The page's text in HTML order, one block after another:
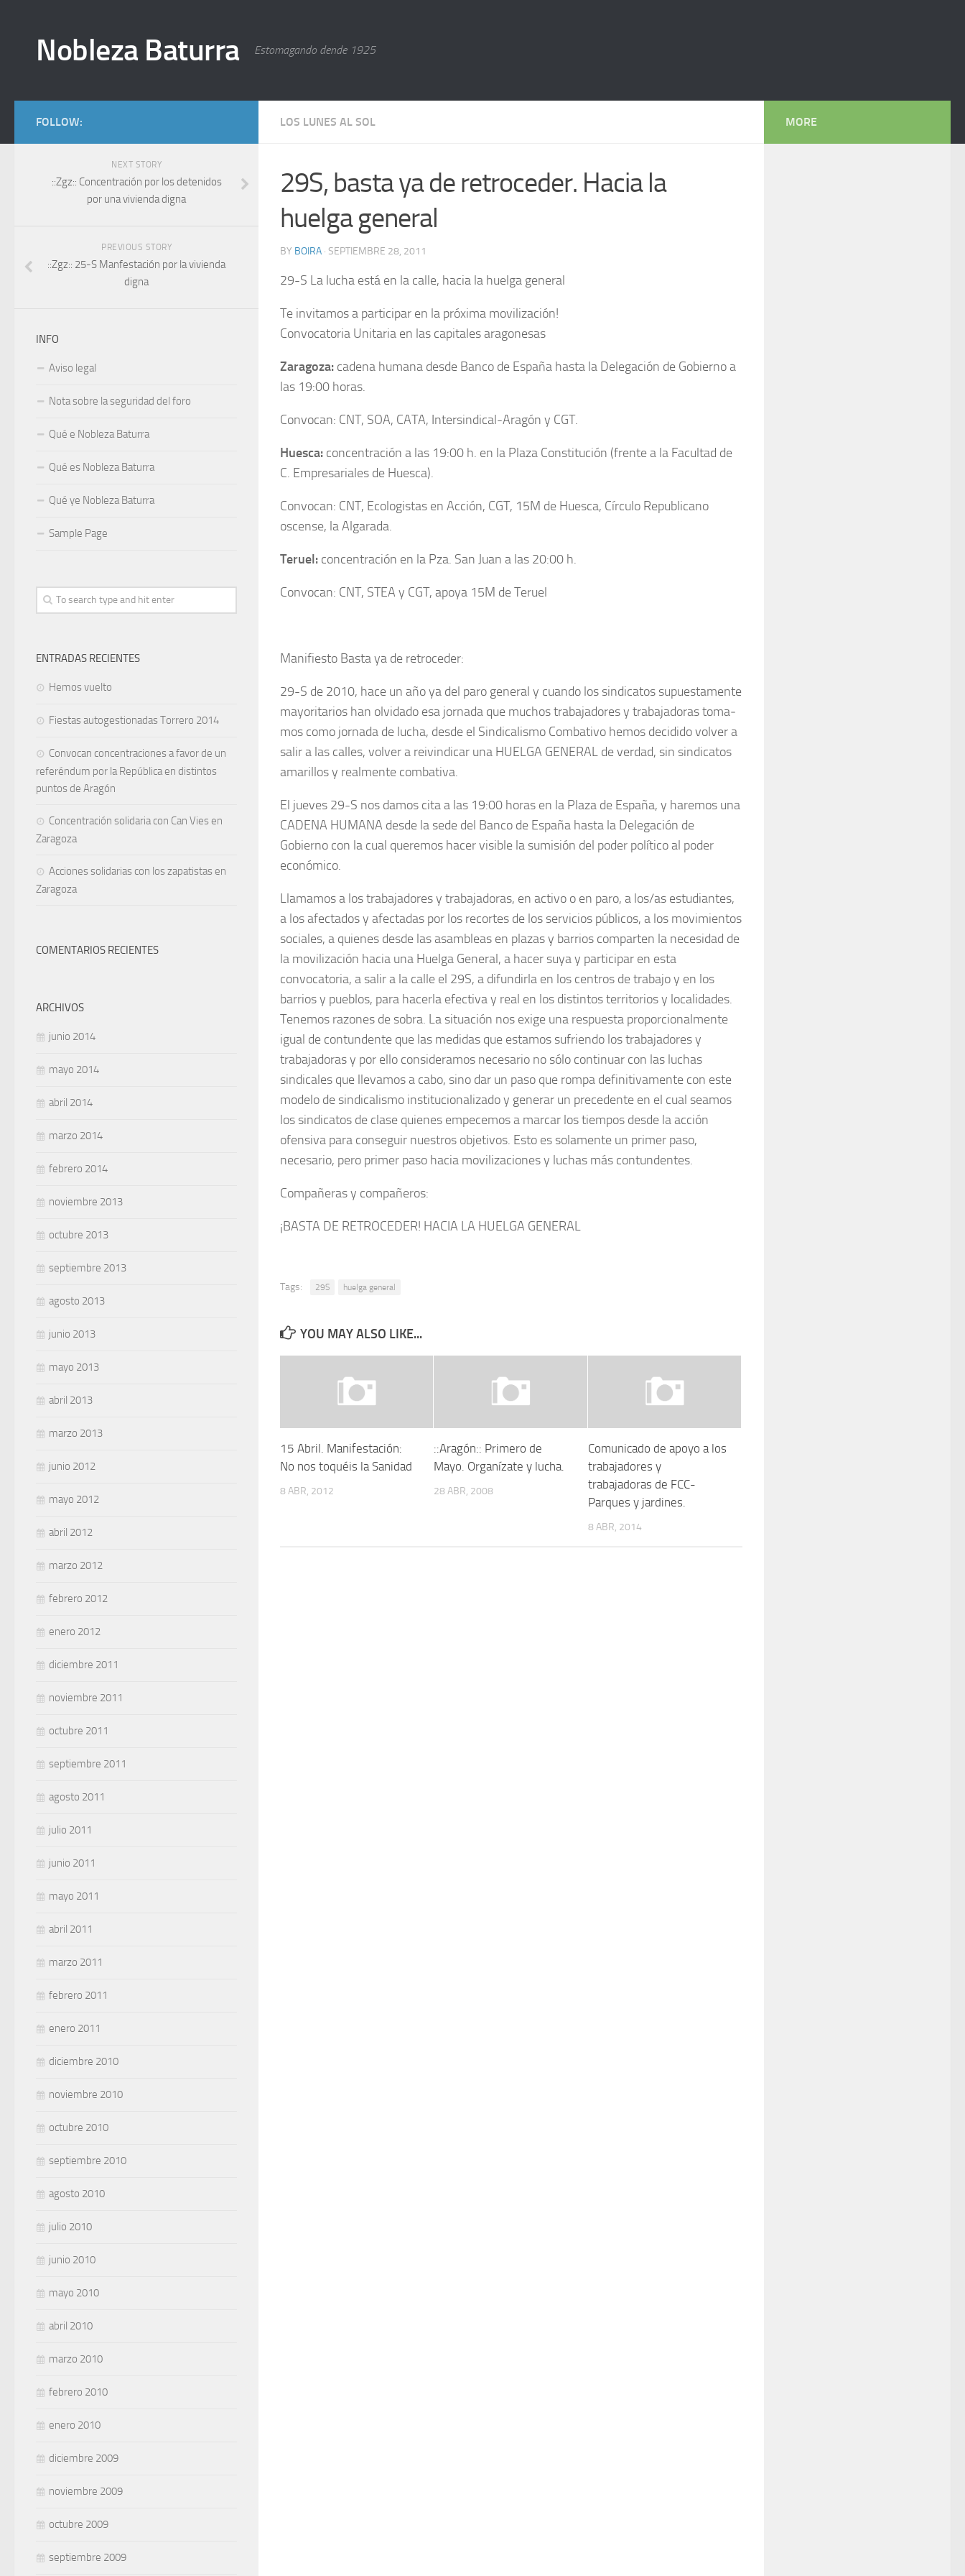
Nobleza Baturra Estomagando dende 1925
LOS LUNES AL SOL
29S, basta ya de retroceder. Hacia la
huelga general
BY BOIRA · SEPTIEMBRE 28, 2011
29-S La lucha está en la calle, hacia la huelga general
Te invitamos a participar en la próxima movilización!
Convocatoria Unitaria en las capitales aragonesas
Zaragoza: cadena humana desde Banco de España hasta la Delega­ción de Gobierno a
las 19:00 horas.
Convocan: CNT, SOA, CATA, Intersindical-Aragón y CGT.
Huesca: concentra­ción a las 19:00 h. en la Plaza Constitución (frente a la Facultad de
C. Empresariales de Huesca).
Convocan: CNT, Ecologistas en Acción, CGT, 15M de Huesca, Círculo Republicano
oscense, la Algarada.
Teruel: concentra­ción en la Pza. San Juan a las 20:00 h.
Convocan: CNT, STEA y CGT, apoya 15M de Teruel
Manifiesto Basta ya de retroceder:
29-S de 2010, hace un año ya del paro general y cuando los sindicatos supuesta­mente
mayorita­rios han olvidado esa jornada que muchos trabaja­dores y trabaja­doras toma­
mos como jornada de lucha, desde el Sindicalismo Combativo hemos decidido volver a
salir a las calles, volver a reivindicar una HUELGA GENERAL de verdad, sin sindicatos
amarillos y real­mente combativa.
El jueves 29-S nos damos cita a las 19:00 horas en la Plaza de España, y hare­mos una
CADENA HUMANA desde la sede del Banco de España hasta la Delega­ción de
Gobierno con la cual que­re­mos hacer visible la sumisión del poder político al poder
económico.
Llama­mos a los trabaja­dores y trabaja­doras, en activo o en paro, a los/as estudiantes,
a los afecta­dos y afecta­das por los recortes de los servicios públi­cos, a los movimientos
sociales, a quienes desde las asambleas en plazas y barrios comparten la necesidad de
la moviliza­ción hacia una Huelga General, a hacer suya y participar en esta
convocatoria, a salir a la calle el 29S, a difundirla en los centros de trabajo y en los
barrios y pueblos, para hacerla efectiva y real en los distintos territorios y localidades.
Tene­mos razones de sobra. La situa­ción nos exige una respuesta proporcional­mente
igual de contundente que las medidas que esta­mos sufriendo los trabaja­dores y
trabaja­doras y por ello conside­ra­mos necesa­rio no sólo continuar con las luchas
sindicales que lleva­mos a cabo, sino dar un paso que rompa definitiva­mente con este
modelo de sindicalismo institucionalizado y generar un precedente en el cual sea­mos
los sindicatos de clase quienes empece­mos a marcar los tiempos desde la acción
ofensiva para conseguir nuestros objetivos. Esto es sola­mente un primer paso,
necesa­rio, pero primer paso hacia moviliza­ciones y luchas más contundentes.
Compañe­ras y compañeros:
¡BASTA DE RETROCEDER! HACIA LA HUELGA GENERAL
Tags: 29S huelga general
YOU MAY ALSO LIKE...
15 Abril. Manifestación:
No nos toquéis la Sanidad
8 ABR, 2012
::Aragón:: Primero de
Mayo. Organízate y lucha.
28 ABR, 2008
Comunicado de apoyo a los
trabajadores y
trabajadoras de FCC-
Parques y jardines.
8 ABR, 2014
FOLLOW:
NEXT STORY
::Zgz:: Concentración por los detenidos
por una vivienda digna
PREVIOUS STORY
::Zgz:: 25-S Manfestación por la vivienda
digna
INFO
Aviso legal
Nota sobre la seguridad del foro
Qué e Nobleza Baturra
Qué es Nobleza Baturra
Qué ye Nobleza Baturra
Sample Page
ENTRADAS RECIENTES
Hemos vuelto
Fiestas autogestionadas Torrero 2014
Convocan concentraciones a favor de un
referéndum por la República en distintos
puntos de Aragón
Concentración solidaria con Can Vies en
Zaragoza
Acciones solidarias con los zapatistas en
Zaragoza
COMENTARIOS RECIENTES
ARCHIVOS
junio 2014
mayo 2014
abril 2014
marzo 2014
febrero 2014
noviembre 2013
octubre 2013
septiembre 2013
agosto 2013
junio 2013
mayo 2013
abril 2013
marzo 2013
junio 2012
mayo 2012
abril 2012
marzo 2012
febrero 2012
enero 2012
diciembre 2011
noviembre 2011
octubre 2011
septiembre 2011
agosto 2011
julio 2011
junio 2011
mayo 2011
abril 2011
marzo 2011
febrero 2011
enero 2011
diciembre 2010
noviembre 2010
octubre 2010
septiembre 2010
agosto 2010
julio 2010
junio 2010
mayo 2010
abril 2010
marzo 2010
febrero 2010
enero 2010
diciembre 2009
noviembre 2009
octubre 2009
septiembre 2009
MORE